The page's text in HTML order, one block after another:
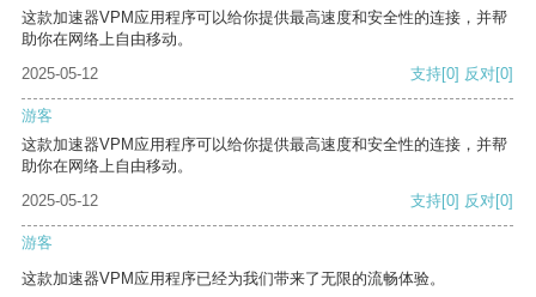
这款加速器VPM应用程序可以给你提供最高速度和安全性的连接，并帮
助你在网络上自由移动。
2025-05-12
支持[0] 反对[0]
游客
这款加速器VPM应用程序可以给你提供最高速度和安全性的连接，并帮
助你在网络上自由移动。
2025-05-12
支持[0] 反对[0]
游客
这款加速器VPM应用程序已经为我们带来了无限的流畅体验。